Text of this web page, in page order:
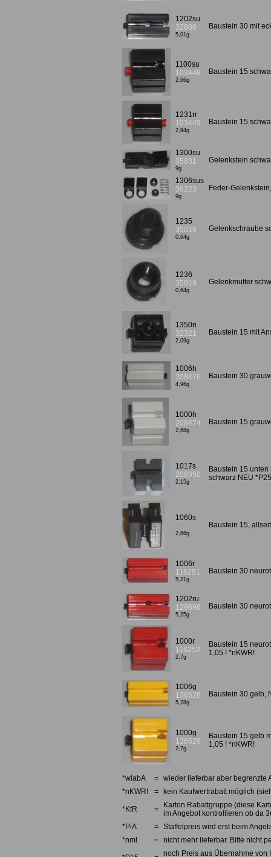
1202su
32880
5,01g
Baustein 30 mit
1100su
103448
2,66g
Baustein 15
1231rr
103449
2,94g
Baustein 15
1300su
35831
9g
Gelenkstein
1306sus
36223
9g
Feder-
1235
35018
0,64g
Gelenkschraube
1236
35019
0,64g
Gelenkmutter
1350n
32321
2,09g
Baustein 15 mit
1006h
208476
4,96g
Baustein 30
1000h
208474
2,68g
Baustein 15
1017s
208950
2,15g
Baustein 15
schwarz NEU
1060s
2,66g
Baustein 15,
1006r
116251
5,21g
Baustein 30
1202ru
129696
5,25g
Baustein 30
1000r
116252
2,7g
Baustein 15
1,05 ! *nKWR!
1006g
136528
5,28g
Baustein 30 gelb,
1000g
136529
2,7g
Baustein 15 gelb
1,05 ! *nKWR!
*wlabA = wieder lieferbar aber begrenzte
*nKWR!
= kein Kaufwertrabatt möglich
*KtR =
Karton Rabattgruppe (diese
im Angebot kontrollieren ob da
*PiA
= Staffelpreis wird erst beim
*nml
= nicht mehr lieferbar. Bitte nicht
noch Preis aus Übernahme von